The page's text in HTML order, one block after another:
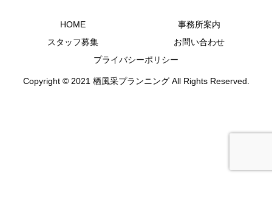
HOME
事務所案内
スタッフ募集
お問い合わせ
プライバシーポリシー
Copyright © 2021 栖風采プランニング All Rights Reserved.